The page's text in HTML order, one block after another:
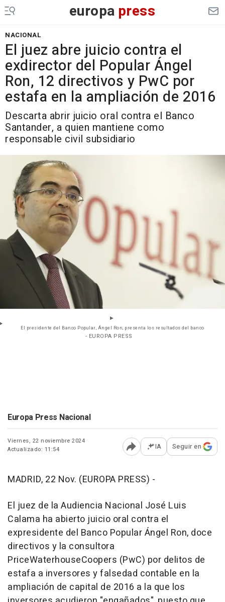
europa press
NACIONAL
El juez abre juicio contra el
exdirector del Popular Ángel
Ron, 12 directivos y PwC por
estafa en la ampliación de 2016
Descarta abrir juicio oral contra el Banco
Santander, a quien mantiene como
responsable civil subsidiario
El presidente del Banco Popular, Ángel Ron, presenta los resultados del banco
- EUROPA PRESS
Europa Press Nacional
Viernes, 22 noviembre 2024
Actualizado: 11:54
Abrir opciones para
IA Seguir en
MADRID, 22 Nov. (EUROPA PRESS) -
El juez de la Audiencia Nacional José Luis
Calama ha abierto juicio oral contra el
expresidente del Banco Popular Ángel Ron, doce
directivos y la consultora
PriceWaterhouseCoopers (PwC) por delitos de
estafa a inversores y falsedad contable en la
ampliación de capital de 2016 a la que los